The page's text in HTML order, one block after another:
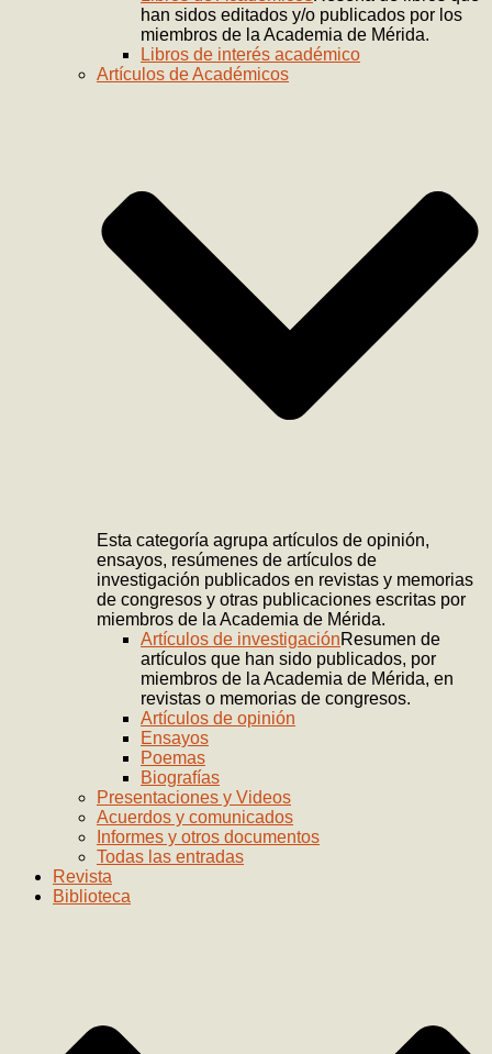
han sidos editados y/o publicados por los
miembros de la Academia de Mérida.
Libros de interés académico
Artículos de Académicos
Esta categoría agrupa artículos de opinión,
ensayos, resúmenes de artículos de
investigación publicados en revistas y memorias
de congresos y otras publicaciones escritas por
miembros de la Academia de Mérida.
Artículos de investigaciónResumen de
artículos que han sido publicados, por
miembros de la Academia de Mérida, en
revistas o memorias de congresos.
Artículos de opinión
Ensayos
Poemas
Biografías
Presentaciones y Videos
Acuerdos y comunicados
Informes y otros documentos
Todas las entradas
Revista
Biblioteca